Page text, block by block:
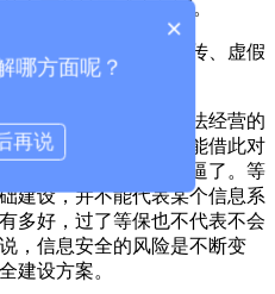
方面的认可或者保证。
行备案进行夸大宣传、虚假
手段。
是企业征信机构合法经营的
过等保二级
，但是不能借此对
全有多安全，有多牛逼了。等
建设，并不能代表某个信息系
多好，过了等保也不代表不会
，信息安全的风险是不断变
建设方案。
×
哪方面呢？
再说